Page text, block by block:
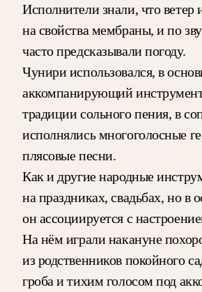
Исполнители знали, что ветер
на свойства мембраны, и по
часто предсказывали погоду.
Чунири использовался, в
аккомпанирующий
традиции сольного пения, в
исполнялись многоголосные
плясовые песни.
Как и другие народные
на праздниках, свадьбах, но в
он ассоциируется с
На нём играли накануне
из родственников покойного
гроба и тихим голосом под